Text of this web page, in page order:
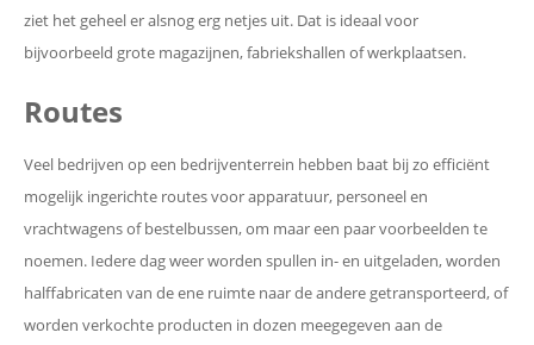
ziet het geheel er alsnog erg netjes uit. Dat is ideaal voor
bijvoorbeeld grote magazijnen, fabriekshallen of werkplaatsen.
Routes
Veel bedrijven op een bedrijventerrein hebben baat bij zo efficiënt
mogelijk ingerichte routes voor apparatuur, personeel en
vrachtwagens of bestelbussen, om maar een paar voorbeelden te
noemen. Iedere dag weer worden spullen in- en uitgeladen, worden
halffabricaten van de ene ruimte naar de andere getransporteerd, of
worden verkochte producten in dozen meegegeven aan de